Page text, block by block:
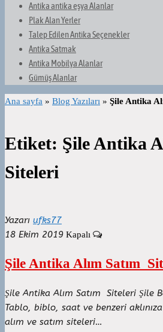
Antika antika eşya Alanlar
Plak Alan Yerler
Talep Edilen Antika Seçenekler
Antika Satmak
Antika Mobilya Alanlar
Gümüş Alanlar
Ana sayfa » Blog Yazıları » Şile Antika
Etiket: Şile Antika
Siteleri
Yazarı ufks77
18 Ekim 2019 Kapalı
Şile Antika Alım Satım
Şile Antika Alım Satım Siteleri Şile
Tablo, biblo, saat ve benzeri
alım ve satım siteleri…